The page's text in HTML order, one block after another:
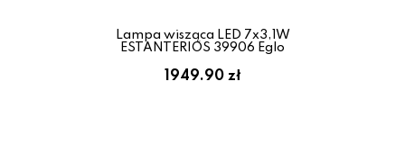
Lampa wisząca LED 7x3,1W
ESTANTERIOS 39906 Eglo
1949.90 zł